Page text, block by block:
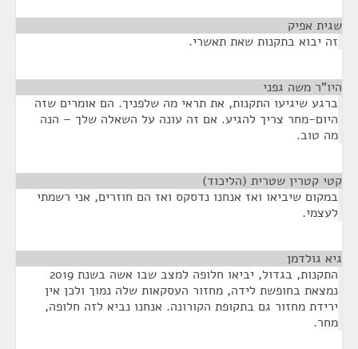
שגית אפיק
זה יבוא בתקנות שאת תאשרי.
היו"ר משה גפני
ברגע שיגיעו התקנות, את תראי מה שלפניך. הם אומרים שזה
היום-מחר צריך להגיע. אם זה עונה על השאלה שלך – הנה
מה טוב.
קטי קטרין שטרית (הליכוד)
במקום שיביאו ואז אנחנו נדסקס ואז הם חוזרים, אני רשמתי
לעצמי.
גיא גולדמן
התקנות, בגדול, יביאו חלופה למצב שבו אשה בשנת 2019
נמצאת בחופשת לידה, מחזור העסקאות שלה נמוך ולכן אין
ירידת מחזור גם בתקופת הקורונה. אנחנו נביא לזה חלופה,
מחר.